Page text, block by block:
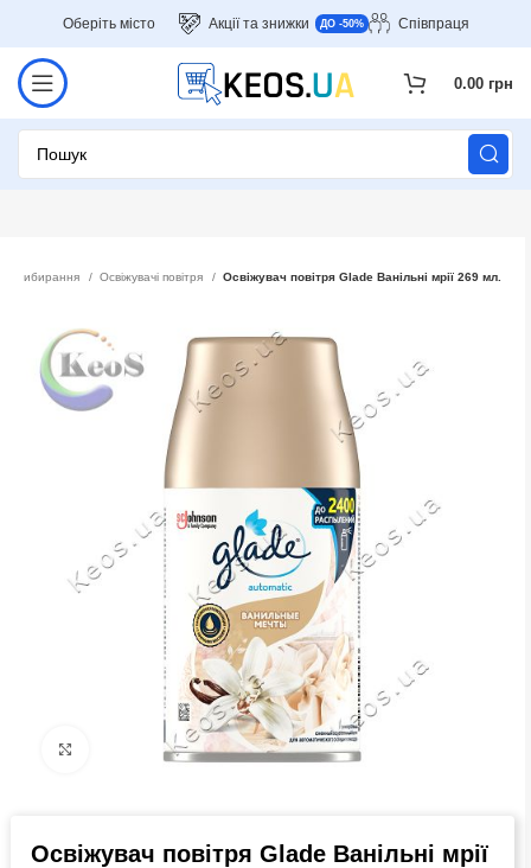
Оберіть місто Акції та знижки ДО -50% Співпраця
0.00 грн
прибирання Освіжувачі повітря Освіжувач повітря Glade Ванільні мрії 269 мл.
Click to enlarge
Освіжувач повітря Glade Ванільні мрії